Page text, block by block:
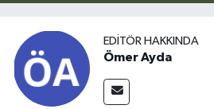
EDITÖR HAKKINDA
Ömer Ayda